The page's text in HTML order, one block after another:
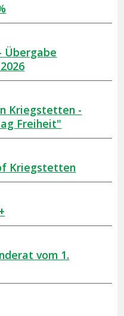
Übergabe
Kriegstetten -
Freiheit"
Kriegstetten
vom 1.